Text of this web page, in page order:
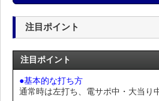
注目ポイント
注目ポイント
●基本的な打ち方
通常時は左打ち、電サポ中・大当り